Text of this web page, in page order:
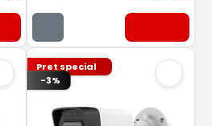
Pret special
-3%